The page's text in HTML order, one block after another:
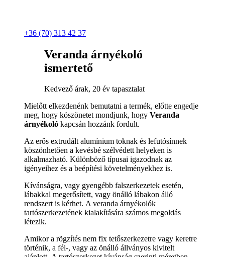
+36 (70) 313 42 37
Veranda árnyékoló
ismertető
Kedvező árak, 20 év tapasztalat
Mielőtt elkezdenénk bemutatni a termék, előtte engedje
meg, hogy köszönetet mondjunk, hogy Veranda
árnyékoló kapcsán hozzánk fordult.
Az erős extrudált alumínium toknak és lefutósínnek
köszönhetően a kevésbé szélvédett helyeken is
alkalmazható. Különböző típusai igazodnak az
igényeihez és a beépítési követelményekhez is.
Kívánságra, vagy gyengébb falszerkezetek esetén,
lábakkal megerősített, vagy önálló lábakon álló
rendszert is kérhet. A veranda árnyékolók
tartószerkezetének kialakítására számos megoldás
létezik.
Amikor a rögzítés nem fix tetőszerkezetre vagy keretre
történik, a fél-, vagy az önálló állványos kivitelt